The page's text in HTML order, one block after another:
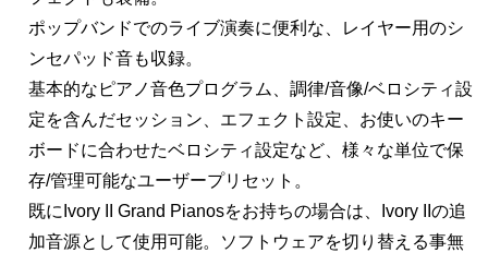
ポップバンドでのライブ演奏に便利な、レイヤー用のシ
ンセパッド音も収録。
基本的なピアノ音色プログラム、調律/音像/ベロシティ設
定を含んだセッション、エフェクト設定、お使いのキー
ボードに合わせたベロシティ設定など、様々な単位で保
存/管理可能なユーザープリセット。
既にIvory II Grand Pianosをお持ちの場合は、Ivory IIの追
加音源として使用可能。ソフトウェアを切り替える事無